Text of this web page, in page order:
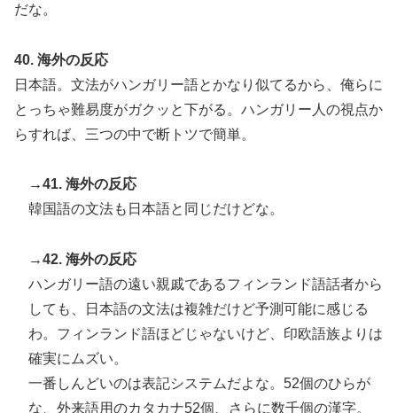
だな。
40. 海外の反応
日本語。文法がハンガリー語とかなり似てるから、俺らに
とっちゃ難易度がガクッと下がる。ハンガリー人の視点か
らすれば、三つの中で断トツで簡単。
→41. 海外の反応
韓国語の文法も日本語と同じだけどな。
→42. 海外の反応
ハンガリー語の遠い親戚であるフィンランド語話者から
しても、日本語の文法は複雑だけど予測可能に感じる
わ。フィンランド語ほどじゃないけど、印欧語族よりは
確実にムズい。
一番しんどいのは表記システムだよな。52個のひらが
な、外来語用のカタカナ52個、さらに数千個の漢字。